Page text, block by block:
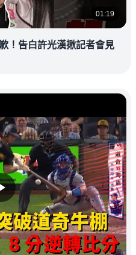
01:19
！告白許光漢揪記者會見